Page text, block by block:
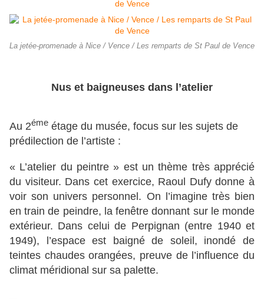
La jetée-promenade à Nice / Vence / Les remparts de St Paul de Vence
Nus et baigneuses dans l’atelier
Au 2éme étage du musée, focus sur les sujets de
prédilection de l’artiste :
« L’atelier du peintre » est un thème très apprécié
du visiteur. Dans cet exercice, Raoul Dufy donne à
voir son univers personnel. On l’imagine très bien
en train de peindre, la fenêtre donnant sur le monde
extérieur. Dans celui de Perpignan (entre 1940 et
1949), l’espace est baigné de soleil, inondé de
teintes chaudes orangées, preuve de l’influence du
climat méridional sur sa palette.